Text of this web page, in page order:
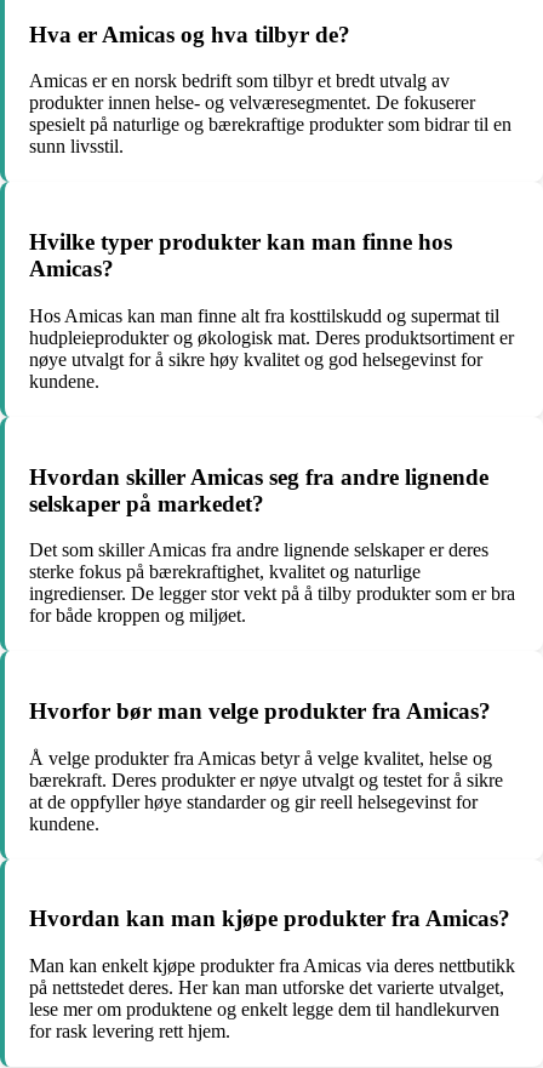
Hva er Amicas og hva tilbyr de?
Amicas er en norsk bedrift som tilbyr et bredt utvalg av
produkter innen helse- og velværesegmentet. De fokuserer
spesielt på naturlige og bærekraftige produkter som bidrar til en
sunn livsstil.
Hvilke typer produkter kan man finne hos
Amicas?
Hos Amicas kan man finne alt fra kosttilskudd og supermat til
hudpleieprodukter og økologisk mat. Deres produktsortiment er
nøye utvalgt for å sikre høy kvalitet og god helsegevinst for
kundene.
Hvordan skiller Amicas seg fra andre lignende
selskaper på markedet?
Det som skiller Amicas fra andre lignende selskaper er deres
sterke fokus på bærekraftighet, kvalitet og naturlige
ingredienser. De legger stor vekt på å tilby produkter som er bra
for både kroppen og miljøet.
Hvorfor bør man velge produkter fra Amicas?
Å velge produkter fra Amicas betyr å velge kvalitet, helse og
bærekraft. Deres produkter er nøye utvalgt og testet for å sikre
at de oppfyller høye standarder og gir reell helsegevinst for
kundene.
Hvordan kan man kjøpe produkter fra Amicas?
Man kan enkelt kjøpe produkter fra Amicas via deres nettbutikk
på nettstedet deres. Her kan man utforske det varierte utvalget,
lese mer om produktene og enkelt legge dem til handlekurven
for rask levering rett hjem.